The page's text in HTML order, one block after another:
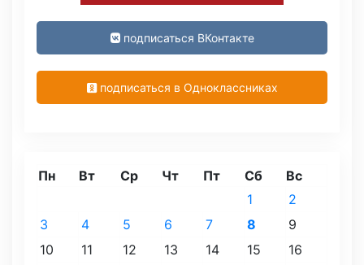
подписаться ВКонтакте
подписаться в Одноклассниках
Пн Вт Ср Чт Пт Сб Вс
1
2
3
4 5 6 7 8
9
10
11 12 13 14 15
16